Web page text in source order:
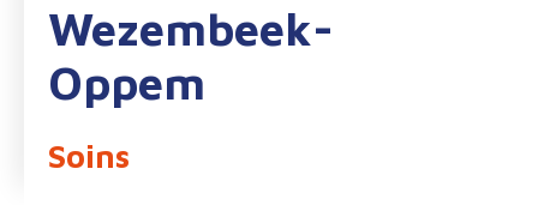
Wezembeek-
Oppem
Soins